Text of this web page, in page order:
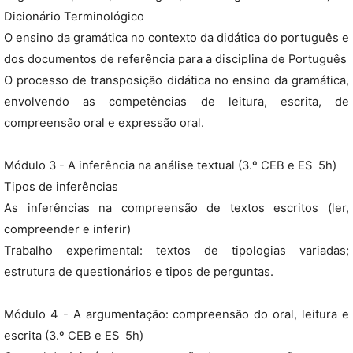
Dicionário Terminológico
O ensino da gramática no contexto da didática do português e
dos documentos de referência para a disciplina de Português
O processo de transposição didática no ensino da gramática,
envolvendo as competências de leitura, escrita, de
compreensão oral e expressão oral.
Módulo 3 - A inferência na análise textual (3.º CEB e ES  5h)
Tipos de inferências
As inferências na compreensão de textos escritos (ler,
compreender e inferir)
Trabalho experimental: textos de tipologias variadas;
estrutura de questionários e tipos de perguntas.
Módulo 4 - A argumentação: compreensão do oral, leitura e
escrita (3.º CEB e ES  5h)